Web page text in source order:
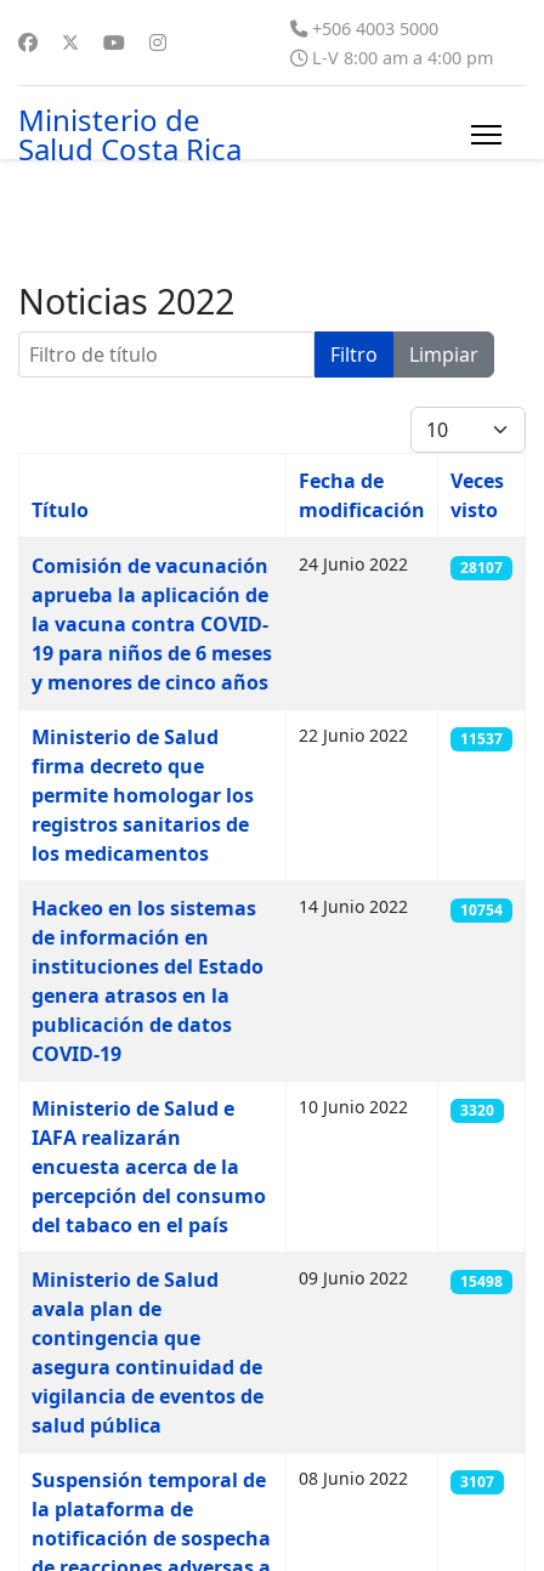
+506 4003 5000
L-V 8:00 am a 4:00 pm
Ministerio de
Salud Costa Rica
Noticias 2022
Filtro de título Filtro Limpiar
Cantidad
Título
Fecha de
modificación
Veces
visto
Comisión de vacunación
aprueba la aplicación de
la vacuna contra COVID-
19 para niños de 6 meses
y menores de cinco años
24 Junio 2022 28107
Ministerio de Salud
firma decreto que
permite homologar los
registros sanitarios de
los medicamentos
22 Junio 2022 11537
Hackeo en los sistemas
de información en
instituciones del Estado
genera atrasos en la
publicación de datos
COVID-19
14 Junio 2022 10754
Ministerio de Salud e
IAFA realizarán
encuesta acerca de la
percepción del consumo
del tabaco en el país
10 Junio 2022 3320
Ministerio de Salud
avala plan de
contingencia que
asegura continuidad de
vigilancia de eventos de
salud pública
09 Junio 2022 15498
Suspensión temporal de
la plataforma de
notificación de sospecha
08 Junio 2022 3107